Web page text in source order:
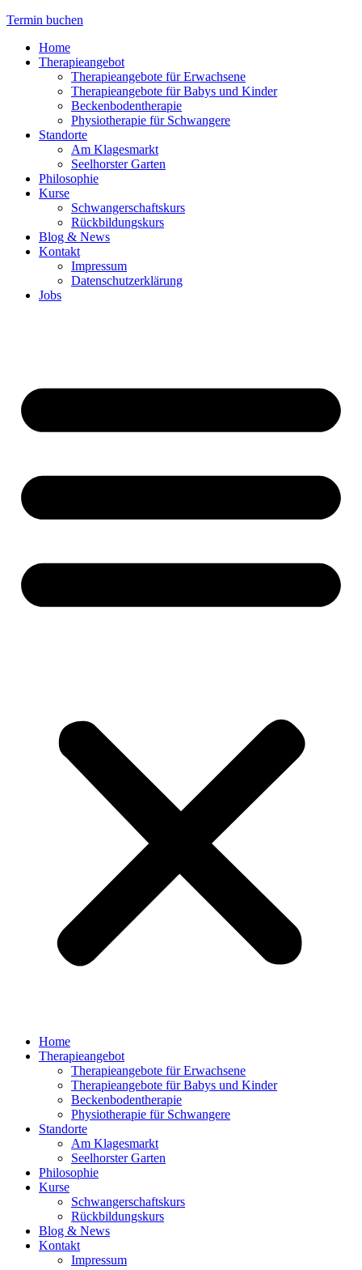
Termin buchen
Home
Therapieangebot
Therapieangebote für Erwachsene
Therapieangebote für Babys und Kinder
Beckenbodentherapie
Physiotherapie für Schwangere
Standorte
Am Klagesmarkt
Seelhorster Garten
Philosophie
Kurse
Schwangerschaftskurs
Rückbildungskurs
Blog & News
Kontakt
Impressum
Datenschutzerklärung
Jobs
Home
Therapieangebot
Therapieangebote für Erwachsene
Therapieangebote für Babys und Kinder
Beckenbodentherapie
Physiotherapie für Schwangere
Standorte
Am Klagesmarkt
Seelhorster Garten
Philosophie
Kurse
Schwangerschaftskurs
Rückbildungskurs
Blog & News
Kontakt
Impressum